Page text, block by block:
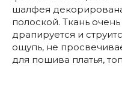
шалфея
полоской. Ткань
драпируется и
ощупь, не
для пошива платья,